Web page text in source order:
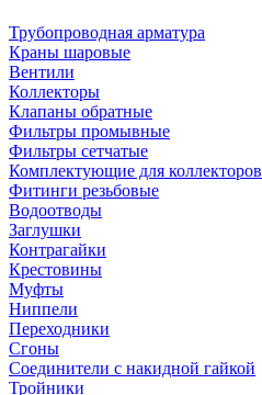
Трубопроводная арматура
Краны шаровые
Вентили
Коллекторы
Клапаны обратные
Фильтры промывные
Фильтры сетчатые
Комплектующие для коллекторов
Фитинги резьбовые
Водоотводы
Заглушки
Контрагайки
Крестовины
Муфты
Ниппели
Переходники
Сгоны
Соединители с накидной гайкой
Тройники